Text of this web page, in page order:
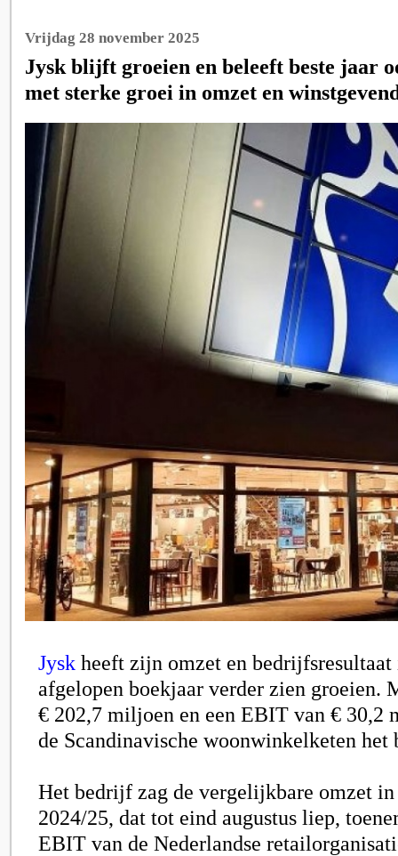
Vrijdag 28 november 2025
Jysk blijft groeien en beleeft beste jaar
met sterke groei in omzet en
Jysk heeft zijn omzet en
afgelopen boekjaar verder zien groeien.
€ 202,7 miljoen en een EBIT van € 30,2
de Scandinavische woonwinkelketen het
Het bedrijf zag de vergelijkbare omzet
2024/25, dat tot eind augustus liep,
EBIT van de Nederlandse